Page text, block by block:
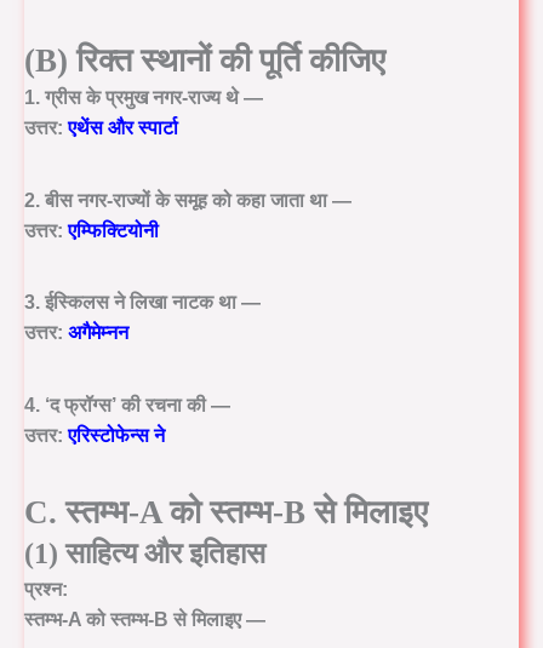
(B) रिक्त स्थानों की पूर्ति कीजिए
1. ग्रीस के प्रमुख नगर-राज्य थे —
उत्तर: एथेंस और स्पार्टा
2. बीस नगर-राज्यों के समूह को कहा जाता था —
उत्तर: एम्फिक्टियोनी
3. ईस्किलस ने लिखा नाटक था —
उत्तर: अगैमेम्नन
4. ‘द फ्रॉग्स’ की रचना की —
उत्तर: एरिस्टोफेन्स ने
C. स्तम्भ-A को स्तम्भ-B से मिलाइए
(1) साहित्य और इतिहास
प्रश्न:
स्तम्भ-A को स्तम्भ-B से मिलाइए —